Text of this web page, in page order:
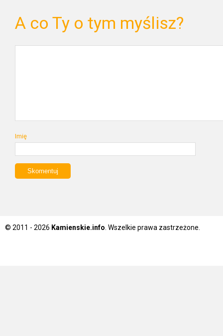
A co Ty o tym myślisz?
Imię
© 2011 - 2026 Kamienskie.info. Wszelkie prawa zastrzeżone.